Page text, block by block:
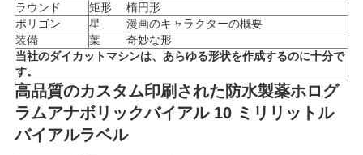
ラウンド
矩形
楕円形
ポリゴン
星
漫画のキャラクターの概要
装備
葉
奇妙な形
当社のダイカットマシンは、あらゆる形状を作成するのに十分で
す。
高品質のカスタム印刷された防水製薬ホログ
ラムアナボリックバイアル 10 ミリリットル
バイアルラベル